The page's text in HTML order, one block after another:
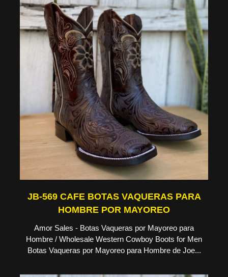
JB-569 CAFE BOTAS VAQUERAS PARA
HOMBRE POR MAYOREO
Amor Sales - Botas Vaqueras por Mayoreo para
Hombre / Wholesale Western Cowboy Boots for Men
Botas Vaqueras por Mayoreo para Hombre de Joe...